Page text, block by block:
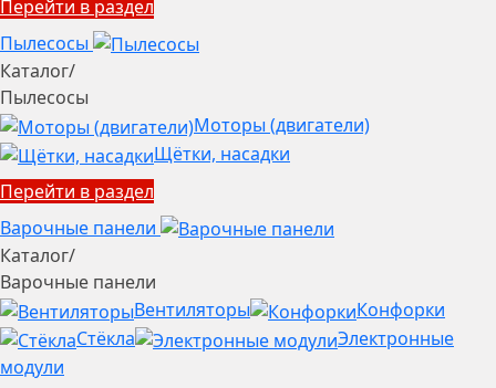
Перейти в раздел
Пылесосы
Каталог/
Пылесосы
Моторы (двигатели)
Щётки, насадки
Перейти в раздел
Варочные панели
Каталог/
Варочные панели
Вентиляторы
Конфорки
Стёкла
Электронные
модули